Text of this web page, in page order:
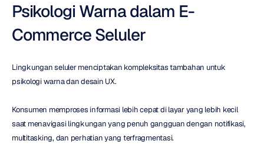
Psikologi Warna dalam E-
Commerce Seluler
Lingkungan seluler menciptakan kompleksitas tambahan untuk
psikologi warna dan desain UX.
Konsumen memproses informasi lebih cepat di layar yang lebih kecil
saat menavigasi lingkungan yang penuh gangguan dengan notifikasi,
multitasking, dan perhatian yang terfragmentasi.